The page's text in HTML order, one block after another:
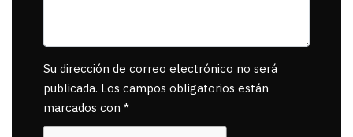
Su dirección de correo electrónico no será
publicada. Los campos obligatorios están
marcados con *